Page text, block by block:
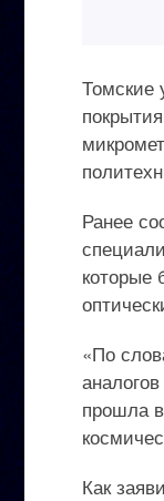
Томские
Ранее
которые
«По
прошла
Как